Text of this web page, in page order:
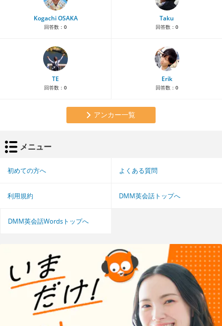
Kogachi OSAKA
回答数： 0
Taku
回答数： 0
TE
回答数： 0
Erik
回答数： 0
アンカー一覧
メニュー
初めての方へ よくある質問
利用規約 DMM英会話トップへ
DMM英会話Wordsトップへ